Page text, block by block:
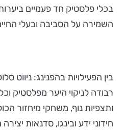
בכלי פלסטיק חד פעמיים
השמירה על הסביבה ובעלי
בין הפעילויות בהפנינג: ניווט
רבודה לניקוי היער מפלסטיק
ותצפיות נוף, משחקי מיחזור
חידוני ידע ובינגו, סדנאות